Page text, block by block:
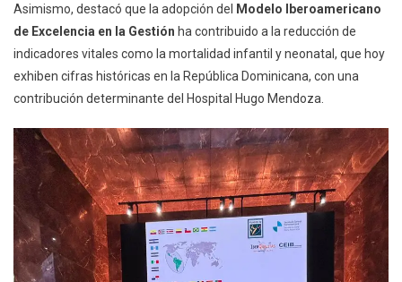
Asimismo, destacó que la adopción del
Modelo Iberoamericano
de Excelencia en la Gestión ha contribuido a la reducción de
indicadores vitales como la mortalidad infantil y neonatal, que hoy
exhiben cifras históricas en la República Dominicana, con una
contribución determinante del Hospital Hugo Mendoza.